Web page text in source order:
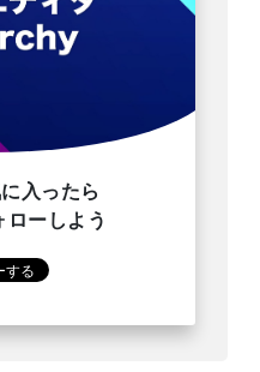
入ったら
ローしよう